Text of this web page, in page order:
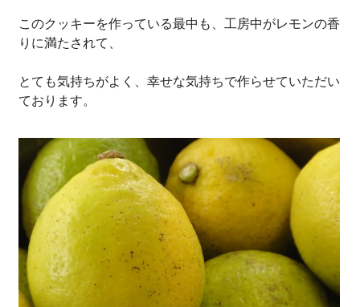
このクッキーを作っている最中も、工房中がレモンの香
りに満たされて、
とても気持ちがよく、幸せな気持ちで作らせていただい
ております。